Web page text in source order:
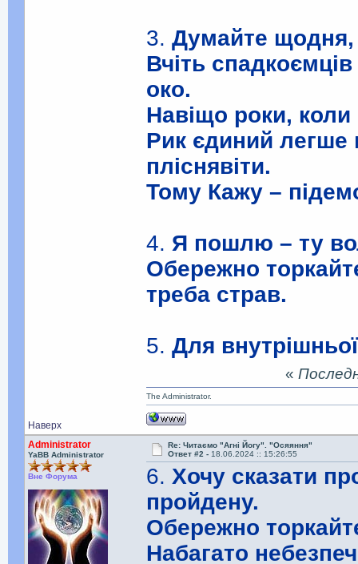
3.Думайте щодня,
Вчіть
око.
Навіщо роки, коли
Рик єдиний легше
пліснявіти.
Тому Кажу –
4. Я пошлю – ту
Обережно
треба страв.
5.Для
Наверх
«
The Administrator.
Administrator
YaBB Administrator
Вне Форума
Re: Читаємо "Агні Йогу". "Осяяння"
Ответ #2 - 18.06.2024 :: 15:26:55
6. Хочу сказати
пройдену.
Обережно
Набагато